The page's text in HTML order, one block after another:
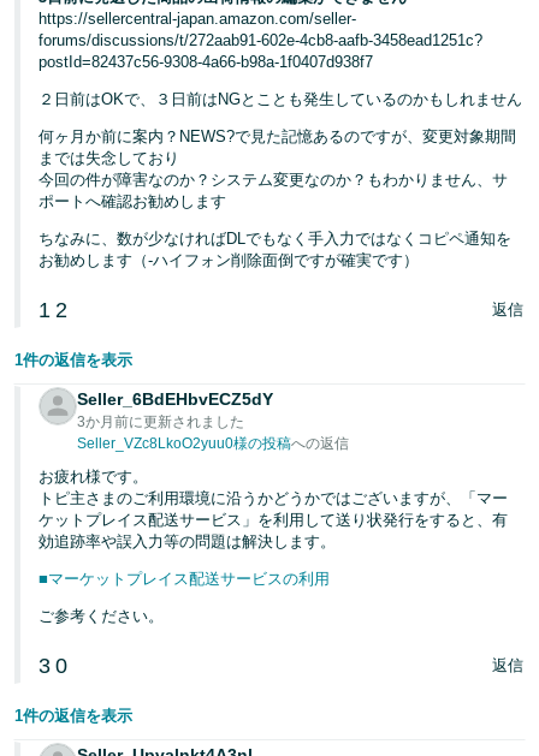
https://sellercentral-japan.amazon.com/seller-
forums/discussions/t/272aab91-602e-4cb8-aafb-3458ead1251c?
postId=82437c56-9308-4a66-b98a-1f0407d938f7
２日前はOKで、３日前はNGとことも発生しているのかもしれません
何ヶ月か前に案内？NEWS?で見た記憶あるのですが、変更対象期間
までは失念しており
今回の件が障害なのか？システム変更なのか？もわかりません、サ
ポートへ確認お勧めします
ちなみに、数が少なければDLでもなく手入力ではなくコピペ通知を
お勧めします（-ハイフォン削除面倒ですが確実です）
1 2 返信
1件の返信を表示
Seller_6BdEHbvECZ5dY
3か月前に更新されました
Seller_VZc8LkoO2yuu0様の投稿への返信
お疲れ様です。
トピ主さまのご利用環境に沿うかどうかではございますが、「マー
ケットプレイス配送サービス」を利用して送り状発行をすると、有
効追跡率や誤入力等の問題は解決します。
■マーケットプレイス配送サービスの利用
ご参考ください。
3 0 返信
1件の返信を表示